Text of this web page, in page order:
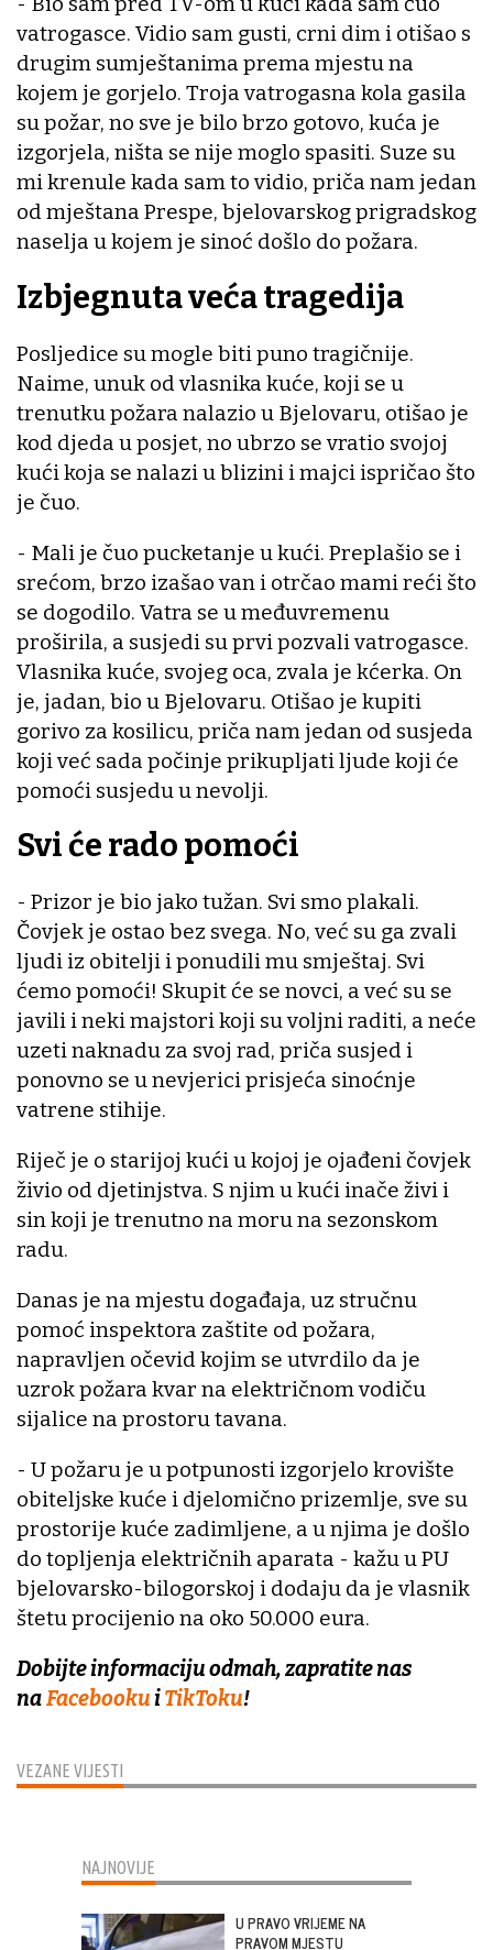
VEZANE VIJESTI
vatrogasce. Vidio sam gusti, crni dim i otišao s
drugim sumještanima prema mjestu na
kojem je gorjelo. Troja vatrogasna kola gasila
su požar, no sve je bilo brzo gotovo, kuća je
izgorjela, ništa se nije moglo spasiti. Suze su
mi krenule kada sam to vidio, priča nam jedan
od mještana Prespe, bjelovarskog prigradskog
naselja u kojem je sinoć došlo do požara.
Izbjegnuta veća tragedija
Posljedice su mogle biti puno tragičnije.
Naime, unuk od vlasnika kuće, koji se u
trenutku požara nalazio u Bjelovaru, otišao je
kod djeda u posjet, no ubrzo se vratio svojoj
kući koja se nalazi u blizini i majci ispričao što
je čuo.
- Mali je čuo pucketanje u kući. Preplašio se i
srećom, brzo izašao van i otrčao mami reći što
se dogodilo. Vatra se u međuvremenu
proširila, a susjedi su prvi pozvali vatrogasce.
Vlasnika kuće, svojeg oca, zvala je kćerka. On
je, jadan, bio u Bjelovaru. Otišao je kupiti
gorivo za kosilicu, priča nam jedan od susjeda
koji već sada počinje prikupljati ljude koji će
pomoći susjedu u nevolji.
Svi će rado pomoći
- Prizor je bio jako tužan. Svi smo plakali.
Čovjek je ostao bez svega. No, već su ga zvali
ljudi iz obitelji i ponudili mu smještaj. Svi
ćemo pomoći! Skupit će se novci, a već su se
javili i neki majstori koji su voljni raditi, a neće
uzeti naknadu za svoj rad, priča susjed i
ponovno se u nevjerici prisjeća sinoćnje
vatrene stihije.
Riječ je o starijoj kući u kojoj je ojađeni čovjek
živio od djetinjstva. S njim u kući inače živi i
sin koji je trenutno na moru na sezonskom
radu.
Danas je na mjestu događaja, uz stručnu
pomoć inspektora zaštite od požara,
napravljen očevid kojim se utvrdilo da je
uzrok požara kvar na električnom vodiču
sijalice na prostoru tavana.
- U požaru je u potpunosti izgorjelo krovište
obiteljske kuće i djelomično prizemlje, sve su
prostorije kuće zadimljene, a u njima je došlo
do topljenja električnih aparata - kažu u PU
bjelovarsko-bilogorskoj i dodaju da je vlasnik
štetu procijenio na oko 50.000 eura.
Dobijte informaciju odmah, zapratite nas
naFacebookuiTikToku!
NAJNOVIJE
U PRAVO VRIJEME NA
PRAVOM MJESTU